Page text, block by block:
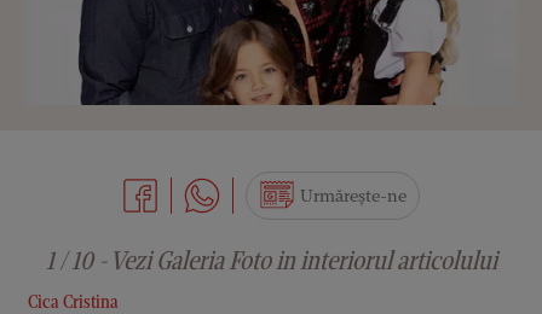
Cica Cristina
Urmărește-ne
1 / 10 - Vezi Galeria Foto in interiorul articolului